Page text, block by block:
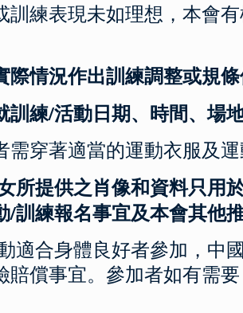
訓練表現未如理想，本會
際情況作出訓練調整或規條
訓練/活動日期、時間、場
需穿著適當的運動衣服及運
所提供之肖像和資料只用
/訓練報名事宜及本會其他推
適合身體良好者參加，中
賠償事宜。參加者如有需